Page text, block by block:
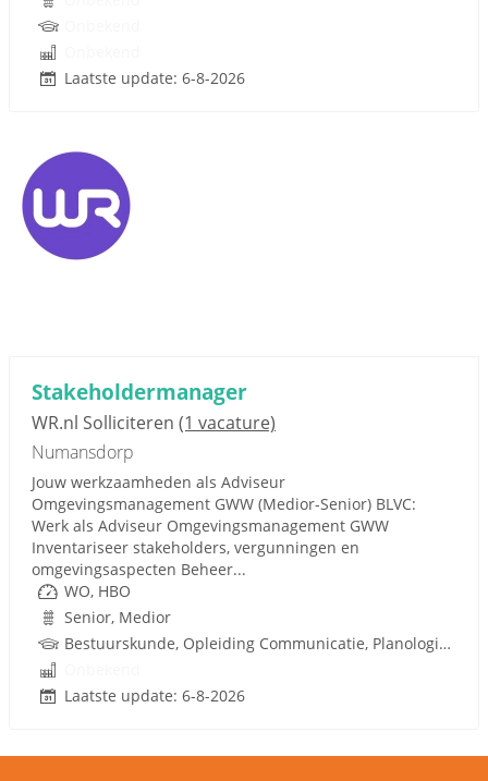
Laatste update: 6-8-2026
Stakeholdermanager
WR.nl Solliciteren (1 vacature)
Numansdorp
Jouw werkzaamheden als Adviseur
Omgevingsmanagement GWW (Medior-Senior) BLVC:
Werk als Adviseur Omgevingsmanagement GWW
Inventariseer stakeholders, vergunningen en
omgevingsaspecten Beheer...
WO, HBO
Senior, Medior
Bestuurskunde, Opleiding Communicatie, Planologie, Ruimtelijke Ordening, Rijbewijs
Laatste update: 6-8-2026